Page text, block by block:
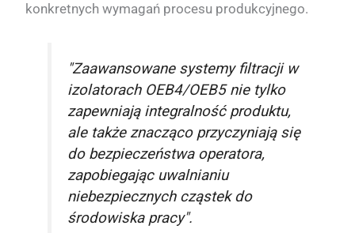
konkretnych wymagań procesu produkcyjnego.
"Zaawansowane systemy filtracji w
izolatorach OEB4/OEB5 nie tylko
zapewniają integralność produktu,
ale także znacząco przyczyniają się
do bezpieczeństwa operatora,
zapobiegając uwalnianiu
niebezpiecznych cząstek do
środowiska pracy".